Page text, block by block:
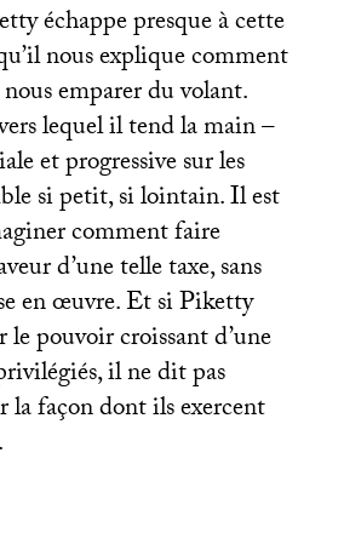
échappe presque à cette
nous explique comment
emparer du volant.
lequel il tend la main –
et progressive sur les
si petit, si lointain. Il est
comment faire
d’une telle taxe, sans
en œuvre. Et si Piketty
le pouvoir croissant d’une
il ne dit pas
la façon dont ils exercent